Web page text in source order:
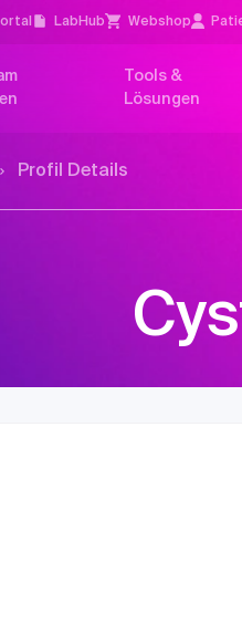
LabHub Webshop
Tools &
Lösungen
Profil Details